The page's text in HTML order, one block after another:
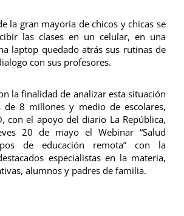
la gran mayoría de chicos y chicas se
las clases en un celular, en una
laptop quedado atrás sus rutinas de
con sus profesores.
la finalidad de analizar esta situación
de 8 millones y medio de escolares,
con el apoyo del diario La República,
20 de mayo el Webinar “Salud
de educación remota” con la
especialistas en la materia,
alumnos y padres de familia.